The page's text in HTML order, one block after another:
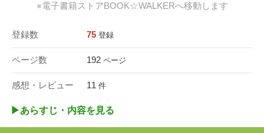
※電子書籍ストアBOOK☆WALKERへ移動します
登録数 75 登録
ページ数 192 ページ
感想・レビュー 11 件
▶︎あらすじ・内容を見る